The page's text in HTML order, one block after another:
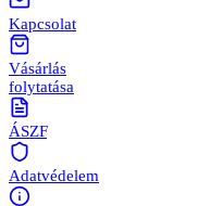
Kapcsolat
Vásárlás
folytatása
ÁSZF
Adatvédelem